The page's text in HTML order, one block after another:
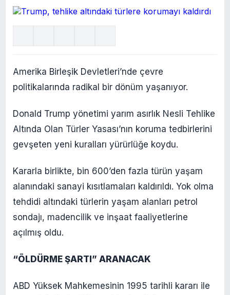
Amerika Birleşik Devletleri’nde çevre
politikalarında radikal bir dönüm yaşanıyor.
Donald Trump yönetimi yarım asırlık Nesli Tehlike
Altında Olan Türler Yasası’nın koruma tedbirlerini
gevşeten yeni kuralları yürürlüğe koydu.
Kararla birlikte, bin 600’den fazla türün yaşam
alanındaki sanayi kısıtlamaları kaldırıldı. Yok olma
tehdidi altındaki türlerin yaşam alanları petrol
sondajı, madencilik ve inşaat faaliyetlerine
açılmış oldu.
“ÖLDÜRME ŞARTI” ARANACAK
ABD Yüksek Mahkemesinin 1995 tarihli kararı ile